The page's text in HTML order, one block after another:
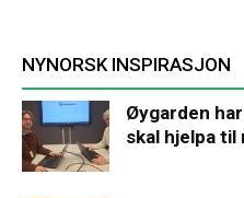
NYNORSK INSPIRASJON
Øygarden
skal hjelpa